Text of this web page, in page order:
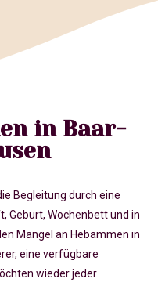
in Baar-
Begleitung durch eine
Geburt, Wochenbett und in
Mangel an Hebammen in
eine verfügbare
wieder jeder